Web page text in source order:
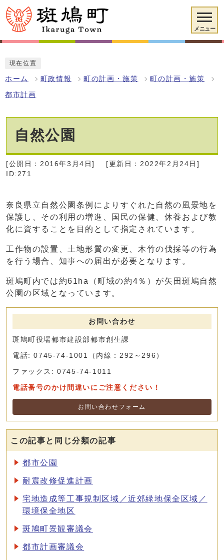
メニュー
現在位置
ホーム 町政情報 町の計画・施策 町の計画・施策
都市計画
自然公園
[公開日：2016年3月4日]
[更新日：2022年2月24日]
ID:271
奈良県立自然公園条例によりすぐれた自然の風景地を
保護し、その利用の増進、国民の保健、休養および教
化に資することを目的として指定されています。
工作物の設置、土地形質の変更、木竹の伐採等の行為
を行う場合、知事への届出が必要となります。
斑鳩町内では約61ha（町域の約4％）が矢田斑鳩自然
公園の区域となっています。
お問い合わせ
斑鳩町役場都市建設部都市創生課
電話: 0745-74-1001（内線：292～296）
ファックス: 0745-74-1011
電話番号のかけ間違いにご注意ください！
お問い合わせフォーム
この記事と同じ分類の記事
都市公園
耐震改修促進計画
宅地造成等工事規制区域／近郊緑地保全区域／
環境保全地区
斑鳩町景観審議会
都市計画審議会